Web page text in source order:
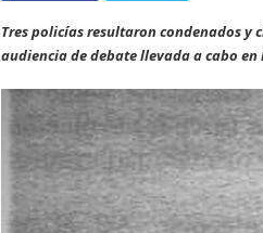
Tres policías resultaron condenados y
audiencia de debate llevada a cabo en